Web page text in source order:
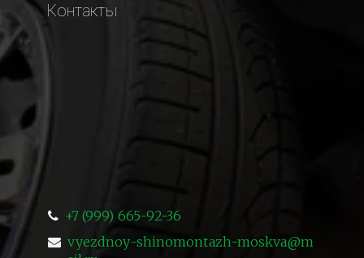
Контакты
+7 (999) 665-92-36
vyezdnoy-shinomontazh-moskva@m